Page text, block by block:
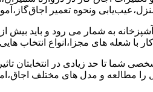
ونحوه تعمیر
به شمار می رود و باید بیش
با شعله های مجزا،انواع انتخاب
شما تا حد زیادی در انتخابتان
را مطالعه و مدل های مختلف